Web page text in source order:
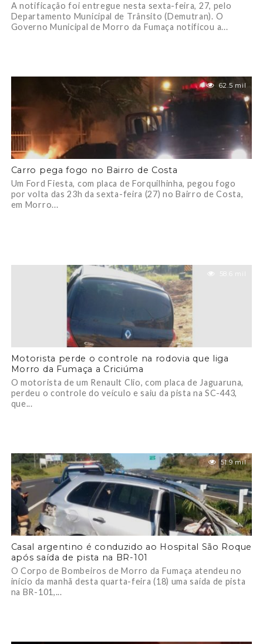
A notificação foi entregue nesta sexta-feira, 27, pelo
Departamento Municipal de Trânsito (Demutran). O
Governo Municipal de Morro da Fumaça notificou a...
62.5 mil
Carro pega fogo no Bairro de Costa
Um Ford Fiesta, com placa de Forquilhinha, pegou fogo
por volta das 23h da sexta-feira (27) no Bairro de Costa,
em Morro...
58.6 mil
Motorista perde o controle na rodovia que liga
Morro da Fumaça a Criciúma
O motorista de um Renault Clio, com placa de Jaguaruna,
perdeu o controle do veículo e saiu da pista na SC-443,
que...
51.9 mil
Casal argentino é conduzido ao Hospital São Roque
após saída de pista na BR-101
O Corpo de Bombeiros de Morro da Fumaça atendeu no
início da manhã desta quarta-feira (18) uma saída de pista
na BR-101,...